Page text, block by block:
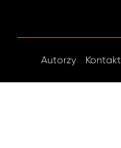
Autorzy Kontakt